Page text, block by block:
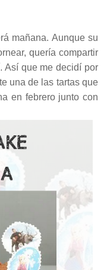
mañana. Aunque su
quería compartir
Así que me decidí por
una de las tartas que
en febrero junto con